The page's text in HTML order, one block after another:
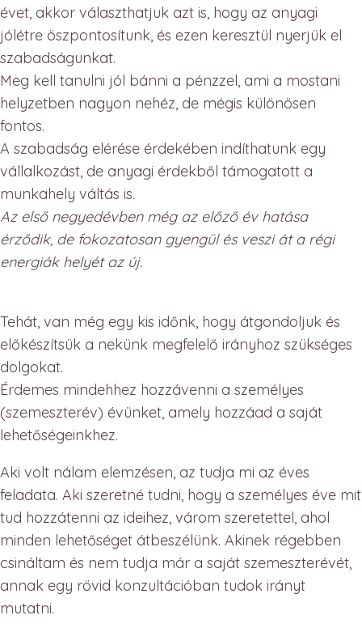
évet, akkor választhatjuk azt is, hogy az anyagi
jólétre öszpontosítunk, és ezen keresztül nyerjük el
szabadságunkat.
Meg kell tanulni jól bánni a pénzzel, ami a mostani
helyzetben nagyon nehéz, de mégis különösen
fontos.
A szabadság elérése érdekében indíthatunk egy
vállalkozást, de anyagi érdekből támogatott a
munkahely váltás is.
Az első negyedévben még az előző év hatása
érződik, de fokozatosan gyengül és veszi át a régi
energiák helyét az új.
Tehát, van még egy kis időnk, hogy átgondoljuk és
előkészítsük a nekünk megfelelő irányhoz szükséges
dolgokat.
Érdemes mindehhez hozzávenni a személyes
(szemeszterév) évünket, amely hozzáad a saját
lehetőségeinkhez.
Aki volt nálam elemzésen, az tudja mi az éves
feladata. Aki szeretné tudni, hogy a személyes éve mit
tud hozzátenni az ideihez, várom szeretettel, ahol
minden lehetőséget átbeszélünk. Akinek régebben
csináltam és nem tudja már a saját szemeszterévét,
annak egy rövid konzultációban tudok irányt
mutatni.